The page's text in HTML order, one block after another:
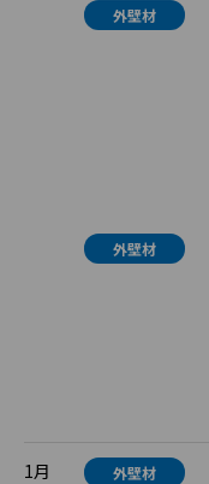
外壁材
外壁材
1月 外壁材